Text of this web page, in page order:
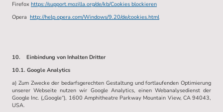
Firefox https://support.mozilla.org/de/kb/Cookies blockieren
Opera http://help.opera.com/Windows/9.20/de/cookies.html
10. Einbindung von Inhalten Dritter
10.1. Google Analytics
a) Zum Zwecke der bedarfsgerechten Gestaltung und fortlaufenden Optimierung
unserer Webseite nutzen wir Google Analytics, einen Webanalysedienst der
Google Inc. („Google“), 1600 Amphitheatre Parkway Mountain View, CA 94043,
USA.